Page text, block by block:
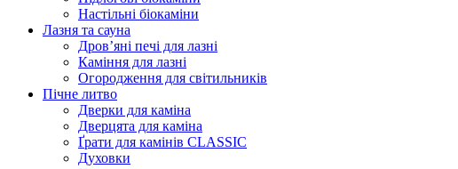
Настільні біокаміни
Лазня та сауна
Дров’яні печі для лазні
Каміння для лазні
Огородження для світильників
Пічне литво
Дверки для каміна
Дверцята для каміна
Ґрати для камінів CLASSIC
Духовки